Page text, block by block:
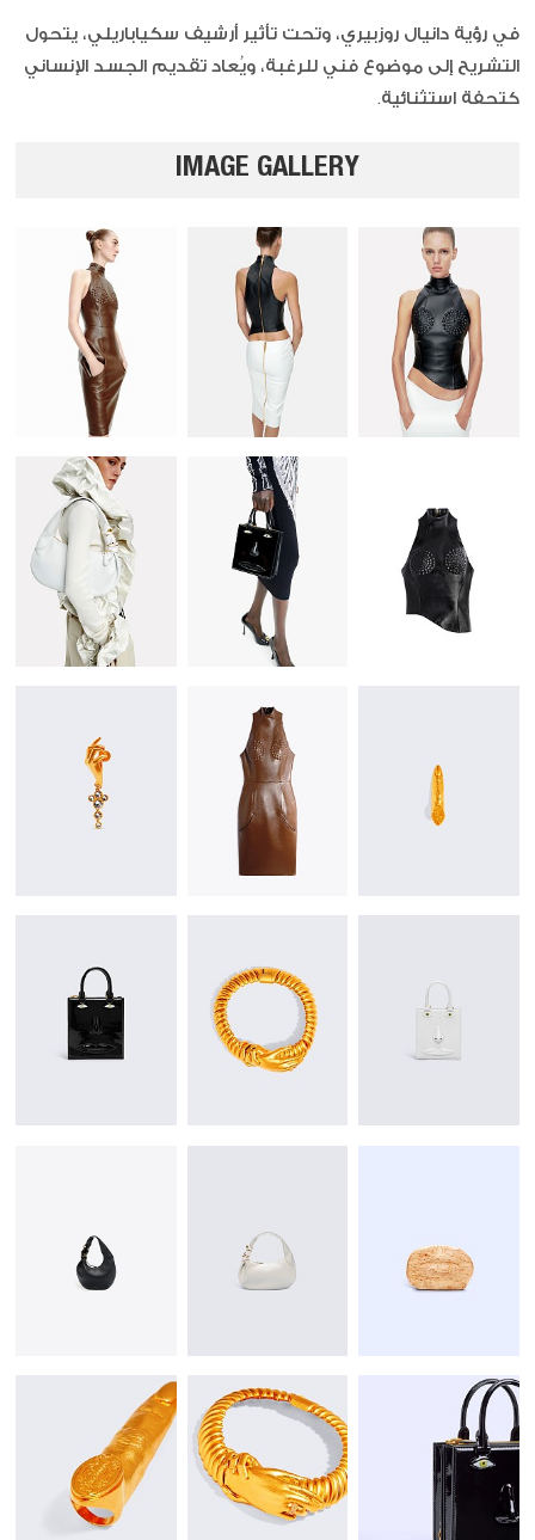
في رؤية دانيال روزبيري، وتحت تأثير أرشيف سكياباريلي، يتحول
التشريح إلى موضوع فني للرغبة، ويُعاد تقديم الجسد الإنساني
كتحفة استثنائية.
IMAGE GALLERY